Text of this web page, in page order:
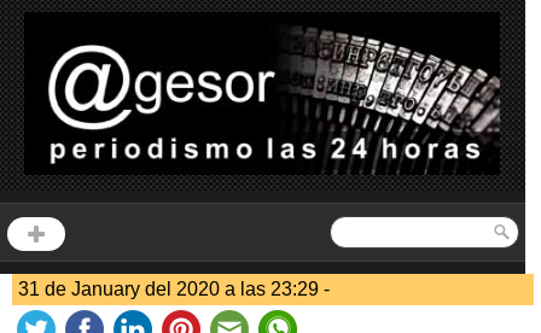
31 de January del 2020 a las 23:29 -